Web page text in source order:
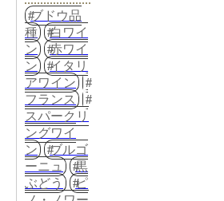
ブドウ品
種
白ワイ
ン
赤ワイ
ン
イタリ
アワイン
フランス
スパークリ
ングワイ
ン
ブルゴ
ーニュ
黒
ぶどう
ピ